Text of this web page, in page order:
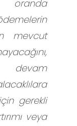
oranda
mevcut
devam
gerekli
veya